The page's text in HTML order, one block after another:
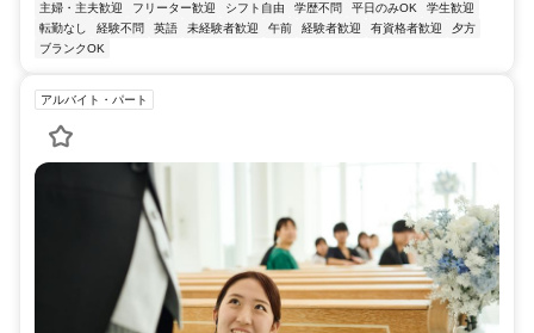
主婦・主夫歓迎
フリーター歓迎 シフト自由 学歴不問 平日のみOK
学生歓迎
転勤なし
経験不問 英語 未経験者歓迎 午前 経験者歓迎 有資格者歓迎
夕方
ブランクOK
アルバイト・パート